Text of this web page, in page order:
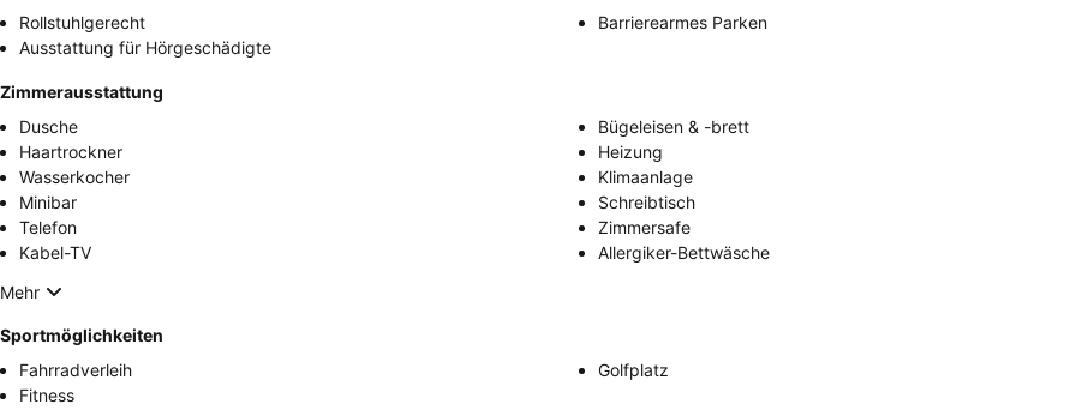
Rollstuhlgerecht
Barrierearmes Parken
Ausstattung für Hörgeschädigte
Zimmerausstattung
Dusche
Bügeleisen & -brett
Haartrockner
Heizung
Wasserkocher
Klimaanlage
Minibar
Schreibtisch
Telefon
Zimmersafe
Kabel-TV
Allergiker-Bettwäsche
Mehr
Sportmöglichkeiten
Fahrradverleih
Golfplatz
Fitness